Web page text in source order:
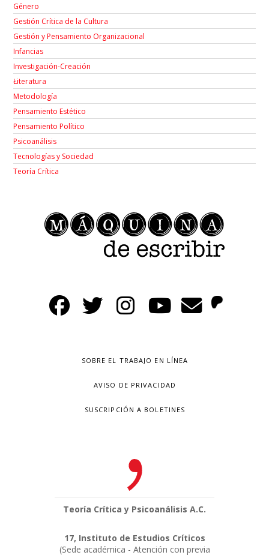
Género
Gestión Crítica de la Cultura
Gestión y Pensamiento Organizacional
Infancias
Investigación-Creación
Łiteratura
Metodología
Pensamiento Estético
Pensamiento Político
Psicoanálisis
Tecnologías y Sociedad
Teoría Crítica
SOBRE EL TRABAJO EN LÍNEA
AVISO DE PRIVACIDAD
SUSCRIPCIÓN A BOLETINES
Teoría Crítica y Psicoanálisis A.C.
17, Instituto de Estudios Críticos
(Sede académica - Atención con previa